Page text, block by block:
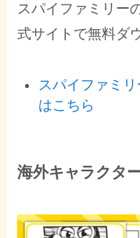
スパイファミリー
式サイトで無料ダ
スパイファミ
はこちら
海外キャラクタ